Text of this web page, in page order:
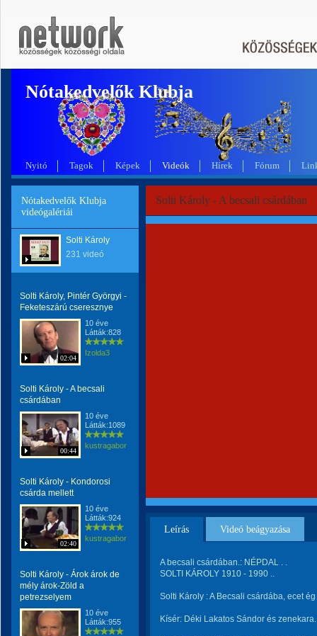
Nótakedvelők Klubja
Nyitó Tagok Képek Videók Hírek Fórum
Nótakedvelők Klubja
videógalériái
Solti Károly
231 videó
Solti Károly, Pintér Györgyi -
Feketeszárú cseresznye
02:04
10 éve
Látták:828
Izolda3
Solti Károly - A becsali
csárdában
00:44
10 éve
Látták:1089
kustragabor
Solti Károly - Kondorosi
csárda mellett
02:40
10 éve
Látták:924
kustragabor
Solti Károly - Árok árok de
mély árok-Zöld a
petrezselyem
10 éve
Látták:955
Solti Károly - A becsali csárdában
Leírás Videó beágyazása
A becsali csárdában.: NÉPDAL . .
SOLTI KÁROLY 1910 - 1990 ..
Solti Károly : A Becsali csárdába, ecet
Kísér: Déki Lakatos Sándor és zenekara.